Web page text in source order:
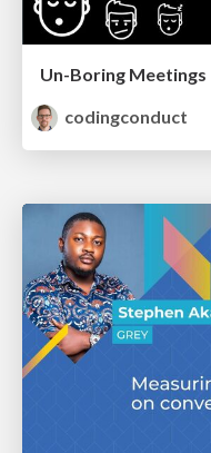
Un-Boring Meetings
codingconduct